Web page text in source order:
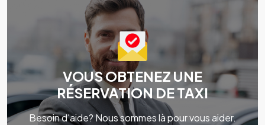
VOUS OBTENEZ UNE
RÉSERVATION DE TAXI
Besoin d'aide? Nous sommes là pour vous aider.